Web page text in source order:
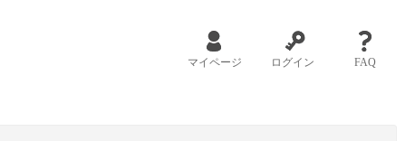
マイページ ログイン FAQ